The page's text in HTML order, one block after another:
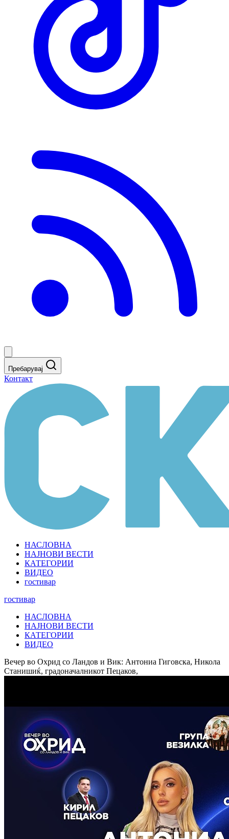
Пребарувај
Контакт
НАСЛОВНА
НАЈНОВИ ВЕСТИ
КАТЕГОРИИ
ВИДЕО
гостивар
гостивар
НАСЛОВНА
НАЈНОВИ ВЕСТИ
КАТЕГОРИИ
ВИДЕО
Вечер во Охрид со Ландов и Вик: Антониа Гиговска, Никола
Станишиќ, градоначалникот Пецаков,